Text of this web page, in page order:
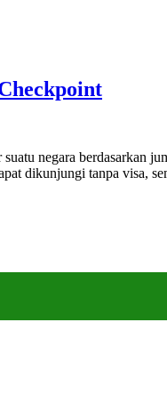
negara berdasarkan
dikunjungi tanpa visa,